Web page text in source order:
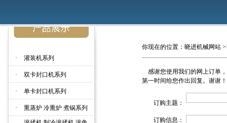
· 灌装机系列
· 双卡封口机系列
· 单卡封口机系列
· 熏蒸炉 冷熏炉 煮锅系列
你现在的位置： 晓进机械网站
感谢您使用我们的网上订单
第一时间给您作出回复。谢谢！
订购主题：
订购信息：